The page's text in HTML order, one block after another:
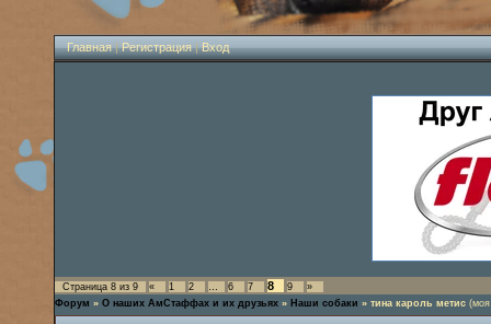
Главная|Регистрация|Вход
Страница 8 из 9 « 1 2 … 6 7 8 9
»
Форум » О наших АмСтаффах и их друзьях » Наши собаки » тина кароль метис